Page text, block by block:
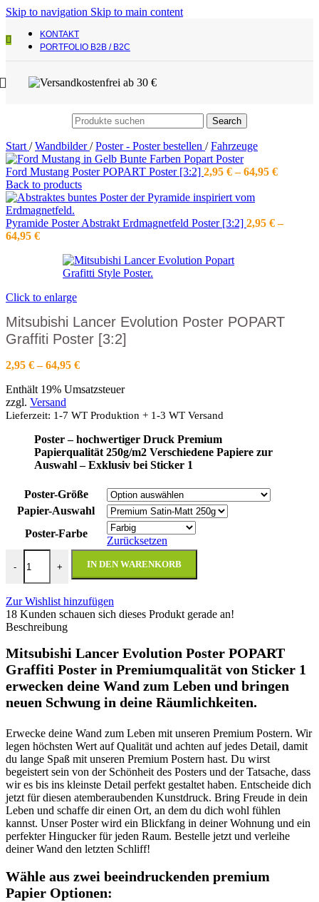
Skip to navigation Skip to main content
KONTAKT
PORTFOLIO B2B / B2C
Search
Start / Wandbilder/ Poster - Poster bestellen / Fahrzeuge
Ford Mustang Poster POPART Poster [3:2] 2,95 € –64,95 €
Back to products
Pyramide Poster Abstrakt Erdmagnetfeld Poster [3:2] 2,95 € –
64,95 €Preisspanne:
64,95 €
Click to enlarge
Mitsubishi Lancer Evolution Poster POPART
Graffiti Poster [3:2]
2,95 € –64,95 €Preisspanne:
bis
Enthält 19% Umsatzsteuer
zzgl. Versand
Lieferzeit: 1-7 WT Produktion + 1-3 WT Versand
Poster – hochwertiger Druck Premium
Papierqualität 250g/m2 Verschiedene Papiere zur
Auswahl –Exklusiv bei Sticker 1
Poster-Größe
Papier-Auswahl
Poster-Farbe
Zurücksetzen
-
Mitsubishi Lancer Evolution Poster POPART Graffiti Poster [3:2]
+ IN DEN WARENKORB
Zur Wishlist hinzufügen
18 Kunden schauen sich dieses Produkt gerade an!
Beschreibung
Mitsubishi Lancer Evolution Poster POPART
Graffiti Poster in Premiumqualität von Sticker 1
erwecken deine Wand zum Leben und bringen
neuen Schwung in deine Räumlichkeiten.
Erwecke deine Wand zum Leben mit unseren Premium Postern. Wir
legen höchsten Wert auf Qualität und achten auf jedes Detail, damit
du lange Spaß mit unseren Premium Postern hast. Du wirst
begeistert sein von der Schönheit des Posters und der Tatsache, dass
wir es bis ins kleinste Detail perfekt gestaltet haben. Entscheide dich
jetzt für diesen atemberaubenden Kunstdruck. Bring Freude in dein
Leben und schaffe dir einen Ort, an dem du dich wohl fühlen
kannst. Unser Poster wird ein Blickfang in deiner Wohnung und ein
perfekter Hingucker für jeden Raum. Bestelle jetzt und verleihe
deiner Wand den letzten Schliff!
Wähle aus zwei beeindruckenden premium
Papier Optionen: